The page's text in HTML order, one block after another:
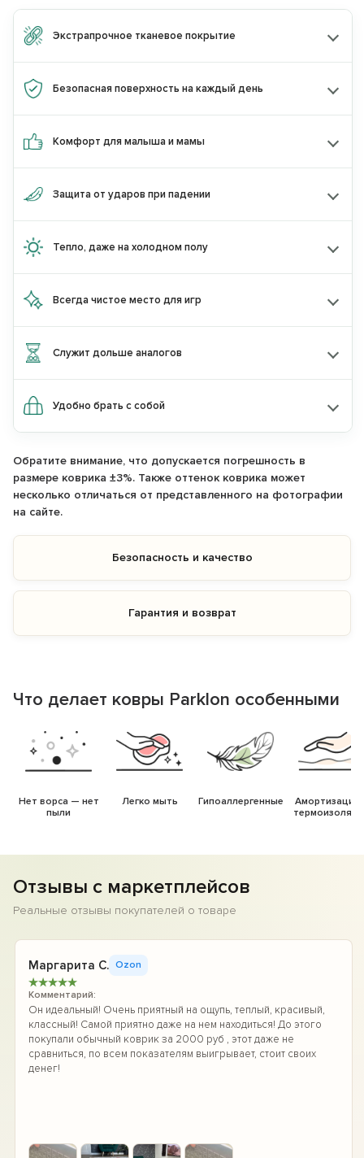
Экстрапрочное тканевое покрытие
Безопасная поверхность на каждый день
Комфорт для малыша и мамы
Защита от ударов при падении
Тепло, даже на холодном полу
Всегда чистое место для игр
Служит дольше аналогов
Удобно брать с собой
Обратите внимание, что допускается погрешность в
размере коврика ±3%. Также оттенок коврика может
несколько отличаться от представленного на фотографии
на сайте.
Безопасность и качество
Гарантия и возврат
Что делает ковры Parklon особенными
Нет ворса — нет
пыли
Легко мыть Гипоаллергенные
Амортизация
Отзывы с маркетплейсов
Реальные отзывы покупателей о товаре
Маргарита С. Ozon
★★★★★
Комментарий:
Он идеальный! Очень приятный на ощупь, теплый, красивый,
классный! Самой приятно даже на нем находиться! До этого
покупали обычный коврик за 2000 руб , этот даже не
сравниться, по всем показателям выигрывает, стоит своих
денег!
Получитескидку 10%при покупке2
товаров одного бренда
по промокоду: KIDS10
разных брендовпо промокоду:
KIDS15
Остаться на Parklon